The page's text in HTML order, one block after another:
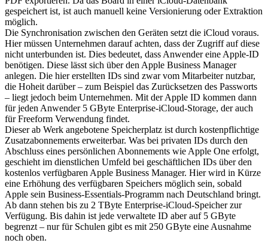
gespeichert ist, ist auch manuell keine Versionierung oder Extraktion
möglich.
Die Synchronisation zwischen den Geräten setzt die iCloud voraus.
Hier müssen Unternehmen darauf achten, dass der Zugriff auf diese
nicht unterbunden ist. Dies bedeutet, dass Anwender eine Apple-ID
benötigen. Diese lässt sich über den Apple Business Manager
anlegen. Die hier erstellten IDs sind zwar vom Mitarbeiter nutzbar,
die Hoheit darüber – zum Beispiel das Zurücksetzen des Passworts
– liegt jedoch beim Unternehmen. Mit der Apple ID kommen dann
für jeden Anwender 5 GByte Enterprise-iCloud-Storage, der auch
für Freeform Verwendung findet.
Dieser ab Werk angebotene Speicherplatz ist durch kostenpflichtige
Zusatzabonnements erweiterbar. Was bei privaten IDs durch den
Abschluss eines persönlichen Abonnements wie Apple One erfolgt,
geschieht im dienstlichen Umfeld bei geschäftlichen IDs über den
kostenlos verfügbaren Apple Business Manager. Hier wird in Kürze
eine Erhöhung des verfügbaren Speichers möglich sein, sobald
Apple sein Business-Essentials-Programm nach Deutschland bringt.
Ab dann stehen bis zu 2 TByte Enterprise-iCloud-Speicher zur
Verfügung. Bis dahin ist jede verwaltete ID aber auf 5 GByte
begrenzt – nur für Schulen gibt es mit 250 GByte eine Ausnahme
noch oben.